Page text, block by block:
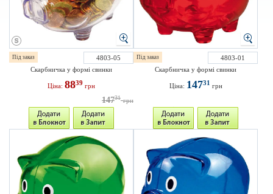
Під заказ
4803-05
Скарбничка у формі свинки
Ціна: 8839 грн
14731 грн
Під заказ
4803-01
Скарбничка у формі свинки
Ціна: 14731 грн